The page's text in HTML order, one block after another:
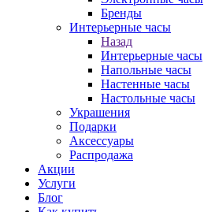
Бренды
Интерьерные часы
Назад
Интерьерные часы
Напольные часы
Настенные часы
Настольные часы
Украшения
Подарки
Аксессуары
Распродажа
Акции
Услуги
Блог